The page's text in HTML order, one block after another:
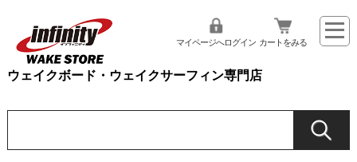
ウェイクボード・ウェイクサーフィン専門店
マイページへログイン カートをみる